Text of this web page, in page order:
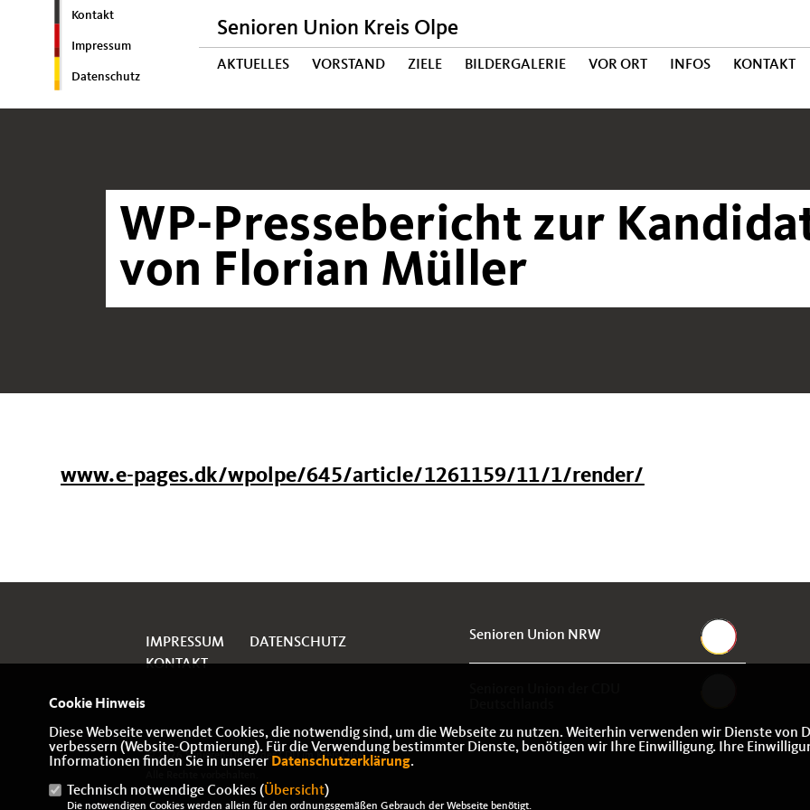
Kontakt
Impressum
Datenschutz
Senioren Union Kreis Olpe
AKTUELLES VORSTAND ZIELE BILDERGALERIE VOR ORT INFOS KONTAKT
WP-Pressebericht zur
von Florian Müller
www.e-pages.dk/wpolpe/645/article/1261159/11/1/render/
IMPRESSUM
DATENSCHUTZ
KONTAKT
Senioren Union NRW
© 2026 Senioren-Union der CDU im Kreis Olpe
Cookie Hinweis
Diese Webseite verwendet Cookies, die notwendig sind, um die Webseite zu nutzen. Weiterhin verwenden wir Dienste
verbessern (Website-Optmierung). Für die Verwendung bestimmter Dienste, benötigen wir Ihre Einwilligung. Ihre
Informationen finden Sie in unserer Datenschutzerklärung.
Technisch notwendige Cookies (Übersicht)
Die notwendigen Cookies werden allein für den ordnungsgemäßen Gebrauch der Webseite benötigt.